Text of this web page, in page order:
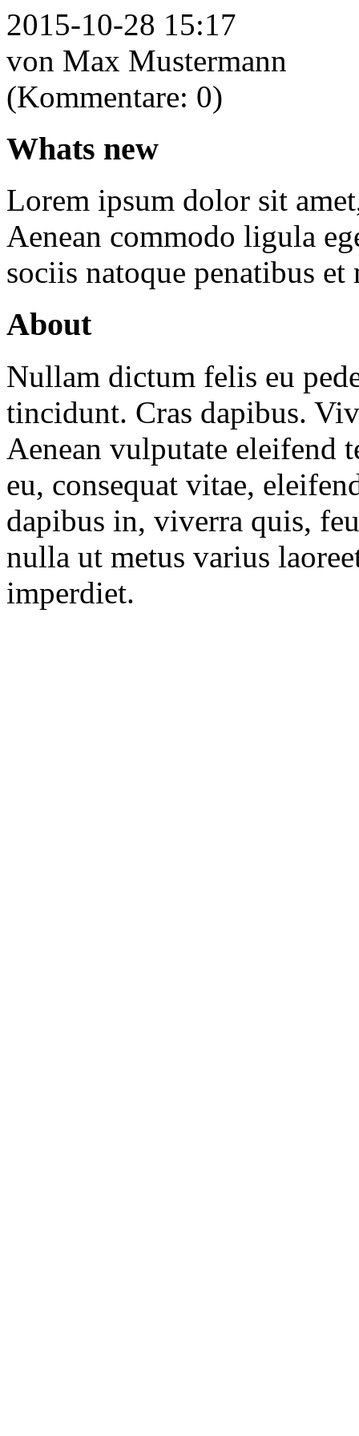
2015-10-28 15:17
von Max Mustermann
(Kommentare: 0)
Whats new
Lorem ipsum dolor sit
Aenean commodo ligula
sociis natoque penatibus et
About
Nullam dictum felis eu
tincidunt. Cras dapibus.
Aenean vulputate eleifend
eu, consequat vitae,
dapibus in, viverra quis,
nulla ut metus varius
imperdiet.